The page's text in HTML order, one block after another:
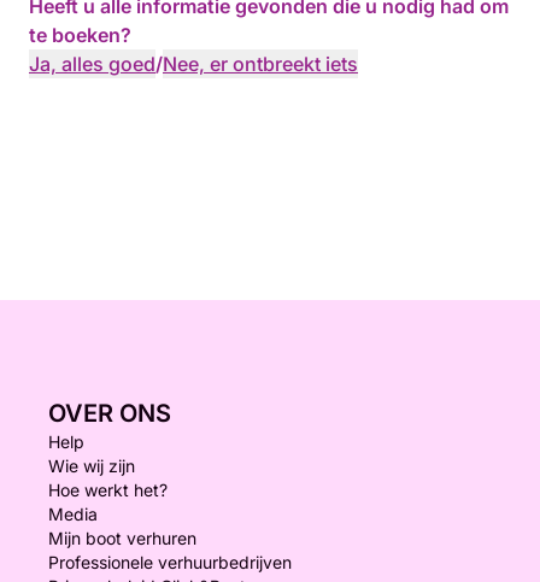
Heeft u alle informatie gevonden die u nodig had om
te boeken?
Ja, alles goed/Nee, er ontbreekt iets
OVER ONS
Help
Wie wij zijn
Hoe werkt het?
Media
Mijn boot verhuren
Professionele verhuurbedrijven